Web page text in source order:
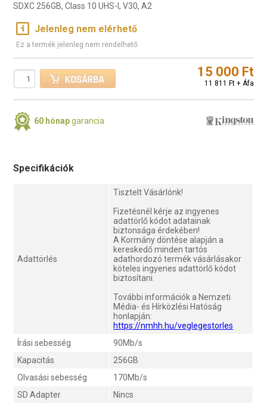
SDXC 256GB, Class 10 UHS-I, V30, A2
Jelenleg nem elérhető
Ez a termék jelenleg nem rendelhető
15 000 Ft
11 811 Ft + Áfa
60 hónapgarancia
Specifikációk
Adattörlés
Tisztelt Vásárlónk!
Fizetésnél kérje az ingyenes
adattörlő kódot adatainak
biztonsága érdekében!
A Kormány döntése alapján a
kereskedő minden tartós
adathordozó termék vásárlásakor
köteles ingyenes adattörlő kódot
biztosítani.
További információk a Nemzeti
Média- és Hírközlési Hatóság
honlapján:
https://nmhh.hu/veglegestorles
Írási sebesség
90Mb/s
Kapacitás
256GB
Olvasási sebesség
170Mb/s
SD Adapter
Nincs